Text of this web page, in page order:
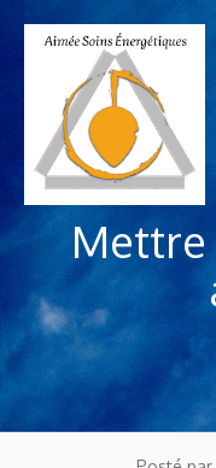
Mettre